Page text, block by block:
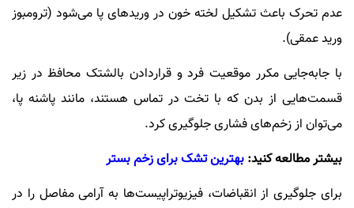
عدم تحرک باعث تشکیل لخته خون در وریدهای پا می‌شود (ترومبوز
ورید عمقی).
با جابه‌جایی مکرر موقعیت فرد و قراردادن بالشتک محافظ در زیر
قسمت‌هایی از بدن که با تخت در تماس هستند، مانند پاشنه پا،
می‌توان از زخم‌های فشاری جلوگیری کرد.
بیشتر مطالعه کنید: بهترین تشک برای زخم بستر
برای جلوگیری از انقباضات، فیزیوتراپیست‌ها به آرامی مفاصل را در